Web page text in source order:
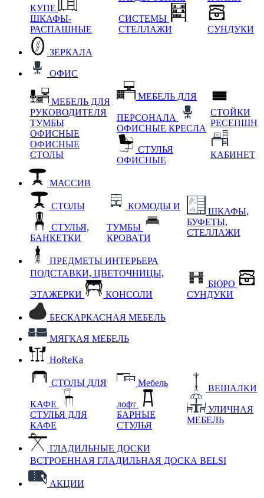
КУПЕ
ШКАФЫ-
РАСПАШНЫЕ
СИСТЕМЫ
СТЕЛЛАЖИ
СУНДУКИ
ЗЕРКАЛА
ОФИС
МЕБЕЛЬ ДЛЯ
РУКОВОДИТЕЛЯ
ТУМБЫ
ОФИСНЫЕ
ОФИСНЫЕ
СТОЛЫ
МЕБЕЛЬ ДЛЯ
ПЕРСОНАЛА
ОФИСНЫЕ КРЕСЛА
СТУЛЬЯ
ОФИСНЫЕ
СТОЙКИ
РЕСЕПШН
КАБИНЕТ
МАССИВ
СТОЛЫ
СТУЛЬЯ,
БАНКЕТКИ
КОМОДЫ И
ТУМБЫ
КРОВАТИ
ШКАФЫ,
БУФЕТЫ,
СТЕЛЛАЖИ
ПРЕДМЕТЫ ИНТЕРЬЕРА
ПОДСТАВКИ, ЦВЕТОЧНИЦЫ,
ЭТАЖЕРКИ КОНСОЛИ
БЮРО
СУНДУКИ
БЕСКАРКАСНАЯ МЕБЕЛЬ
МЯГКАЯ МЕБЕЛЬ
HoReKa
СТОЛЫ ДЛЯ
КАФЕ
СТУЛЬЯ ДЛЯ
КАФЕ
Мебель
лофт
БАРНЫЕ
СТУЛЬЯ
ВЕШАЛКИ
УЛИЧНАЯ
МЕБЕЛЬ
ГЛАДИЛЬНЫЕ ДОСКИ
ВСТРОЕННАЯ ГЛАДИЛЬНАЯ ДОСКА BELSI
АКЦИИ